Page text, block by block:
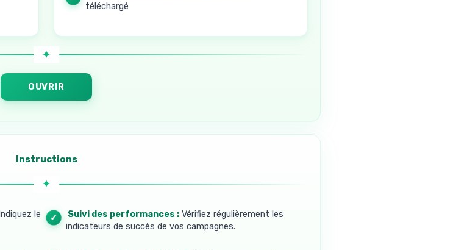
téléchargé
OUVRIR
Instructions
Indiquez le
4. Suivi des performances : Vérifiez régulièrement les
indicateurs de succès de vos campagnes.